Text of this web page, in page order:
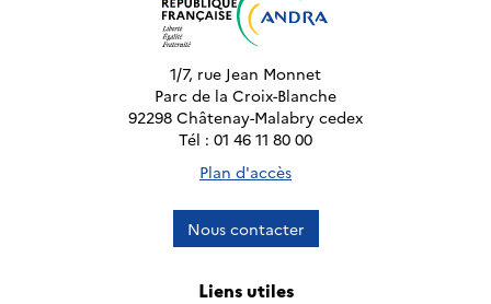
1/7, rue Jean Monnet
Parc de la Croix-Blanche
92298 Châtenay-Malabry cedex
Tél : 01 46 11 80 00
Plan d'accès
Nous contacter
Liens utiles